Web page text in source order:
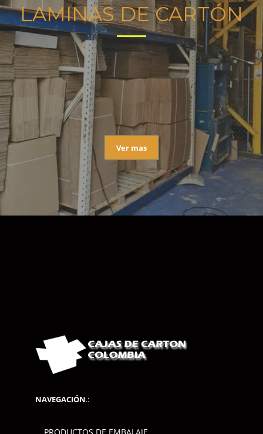
LAMINAS DE CARTÓN
Ver mas
NAVEGACIÓN.:
PRODUCTOS DE EMBALAJE